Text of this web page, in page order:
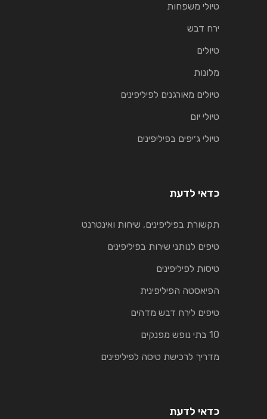
טיולי משפחות
ירח דבש
טיולים
מלונות
טיולים מאורגנים לפיליפינים
טיולי יום
טיולי ג׳יפים בפיליפינים
כדאי לדעת
תקשורת בפיליפינים, שיחות ואינטרנט
טיפים לנותני שירות בפיליפינים
טיסות לפיליפינים
הפיאסטה הפיליפינית
טיפים לירח דבש מדהים
10 בתי נופש מפנקים
מדריך לרכישת טיסה לפיליפינים
כדאי לדעת